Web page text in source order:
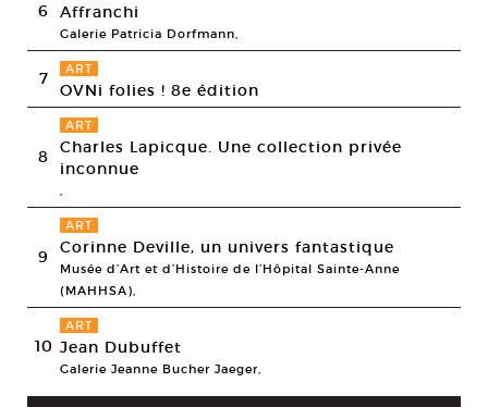
6 Affranchi
Galerie Patricia Dorfmann,
7 ART
OVNi folies ! 8e édition
8
ART
Charles Lapicque. Une collection privée
inconnue
,
9
ART
Corinne Deville, un univers fantastique
Musée d’Art et d’Histoire de l’Hôpital Sainte-Anne
(MAHHSA),
10
ART
Jean Dubuffet
Galerie Jeanne Bucher Jaeger,